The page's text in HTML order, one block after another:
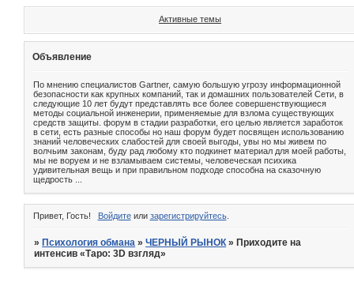
Активные темы
Объявление
По мнению специалистов Gartner, самую большую угрозу информационной
безопасности как крупных компаний, так и домашних пользователей Сети, в
следующие 10 лет будут представлять все более совершенствующиеся
методы социальной инженерии, применяемые для взлома существующих
средств защиты. форум в стадии разработки, его целью является заработок
в сети, есть разные способы но наш форум будет посвящен использованию
знаний человеческих слабостей для своей выгоды, увы но мы живем по
волчьим законам, буду рад любому кто подкинет материал для моей работы,
мы не воруем и не взламываем системы, человеческая психика
удивительная вещь и при правильном подходе способна на сказочную
щедрость ...
Привет, Гость! Войдитеили зарегистрируйтесь.
» Психология обмана »ЧЕРНЫЙ РЫНОК » Приходите на
интенсив «Таро: 3D взгляд»